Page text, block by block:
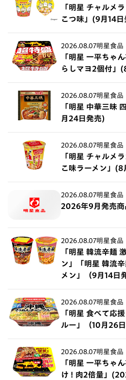
「明星 チャルメ
こつ味」(9月14日
2026.08.07明星食品
「明星 一平ちゃ
らしマヨ2個付」
2026.08.07明星食品
「明星 中華三昧
月24日発売)
2026.08.07明星食品
「明星 チャルメ
こ味ラーメン」(8
2026.08.07明星食品
2026年9月発売商
2026.08.07明星食品
「明星 韓流辛麺
ン」「明星 韓流
メン」（9月14日
2026.08.07明星食品
「明星 食べて応
ルー」（10月26
2026.08.07明星食品
「明星 一平ちゃ
け ! 肉2倍量」